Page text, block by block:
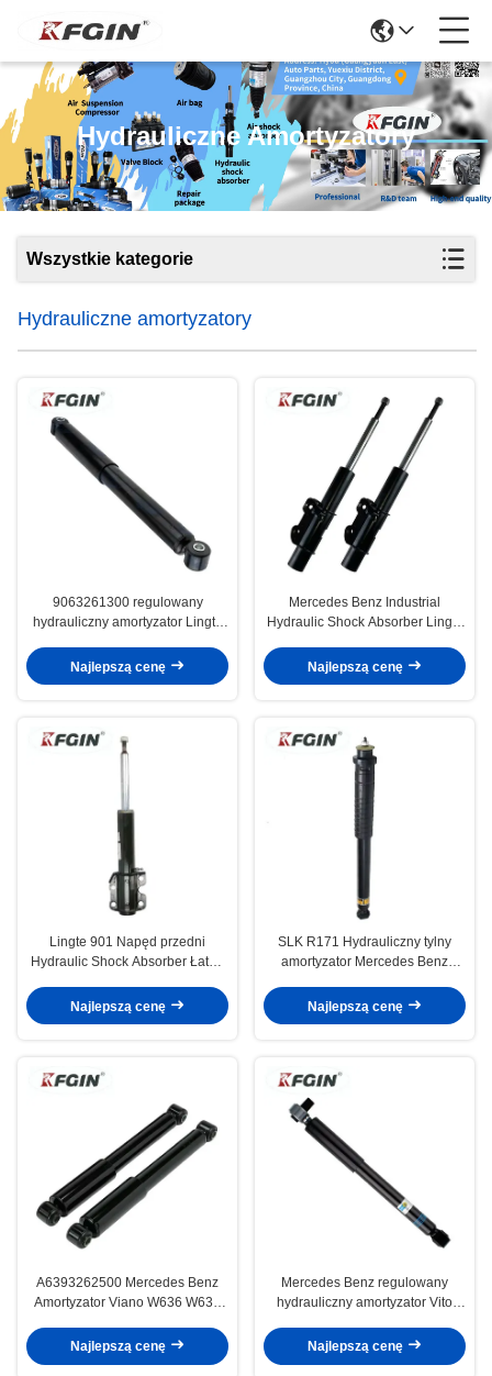
Hydrauliczne Amortyzatory
Wszystkie kategorie
Hydrauliczne amortyzatory
9063261300 regulowany
hydrauliczny amortyzator Lingte
Najlepszą cenę
Mercedes Benz Industrial
Hydraulic Shock Absorber Lingte
Najlepszą cenę
Lingte 901 Napęd przedni
Hydraulic Shock Absorber Łatwy
Najlepszą cenę
SLK R171 Hydrauliczny tylny
amortyzator Mercedes Benz
Najlepszą cenę
A6393262500 Mercedes Benz
Amortyzator Viano W636 W639
Najlepszą cenę
Mercedes Benz regulowany
hydrauliczny amortyzator Vito
Strut
Najlepszą cenę